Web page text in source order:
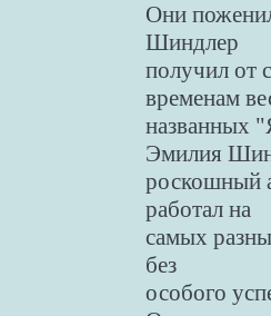
Они
Шиндлер
получил от
временам
названных
Эмилия
роскошный
работал на
самых
без
особого